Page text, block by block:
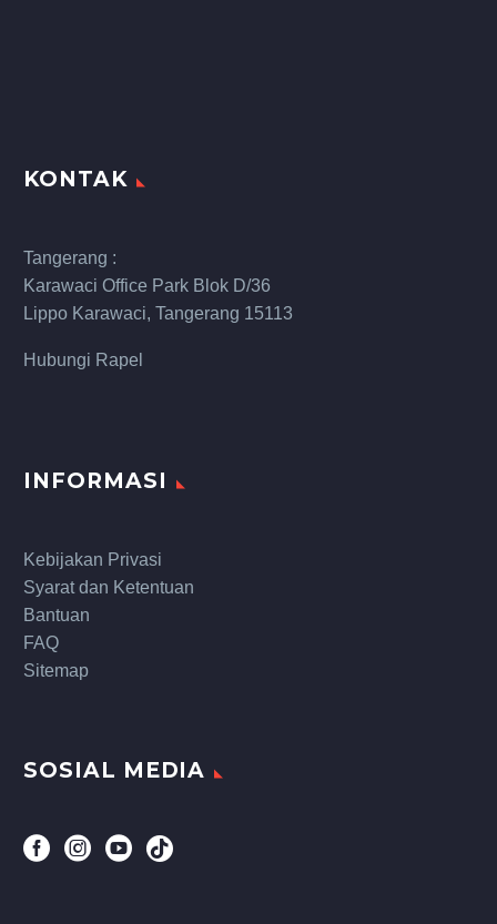
KONTAK
Tangerang :
Karawaci Office Park Blok D/36
Lippo Karawaci, Tangerang 15113
Hubungi Rapel
INFORMASI
Kebijakan Privasi
Syarat dan Ketentuan
Bantuan
FAQ
Sitemap
SOSIAL MEDIA